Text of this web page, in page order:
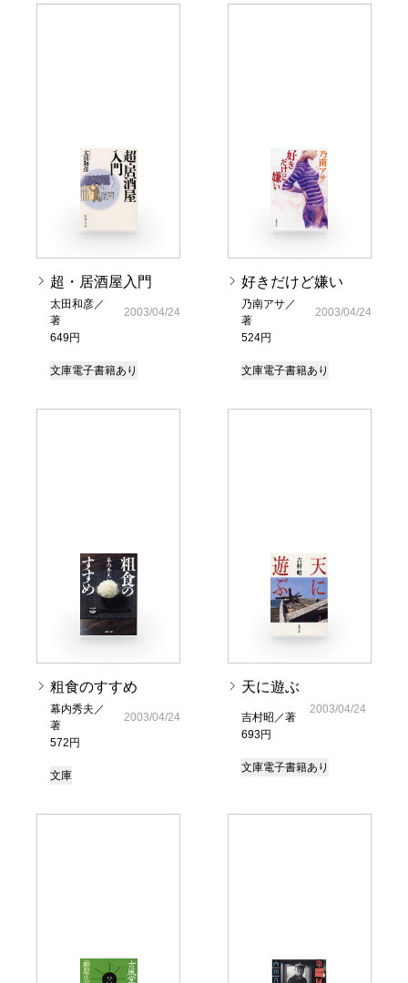
超・居酒屋入門
太田和彦／
著
649円
2003/04/24
文庫電子書籍あり
好きだけど嫌い
乃南アサ／
著
524円
2003/04/24
文庫電子書籍あり
粗食のすすめ
幕内秀夫／
著
572円
2003/04/24
文庫
天に遊ぶ
吉村昭／著
693円
2003/04/24
文庫電子書籍あり